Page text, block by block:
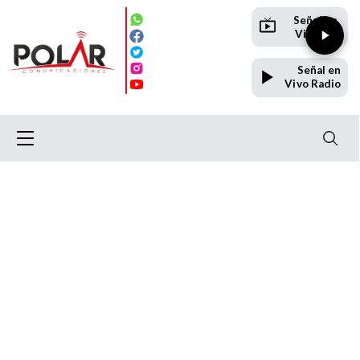
Señal en
Vivo TV
Señal en
Vivo Radio